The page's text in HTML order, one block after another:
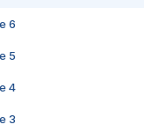
6
5
4
3